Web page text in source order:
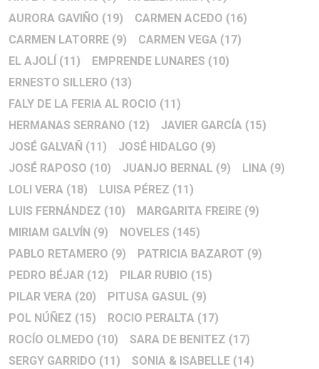
AURORA GAVIÑO (19) CARMEN ACEDO (16)
CARMEN LATORRE (9) CARMEN VEGA (17)
EL AJOLÍ (11) EMPRENDE LUNARES (10)
ERNESTO SILLERO (13)
FALY DE LA FERIA AL ROCIO (11)
HERMANAS SERRANO (12) JAVIER GARCÍA (15)
JOSÉ GALVAÑ (11) JOSÉ HIDALGO (9)
JOSÉ RAPOSO (10) JUANJO BERNAL (9) LINA (9)
LOLI VERA (18) LUISA PÉREZ (11)
LUIS FERNÁNDEZ (10) MARGARITA FREIRE (9)
MIRIAM GALVÍN (9) NOVELES (145)
PABLO RETAMERO (9) PATRICIA BAZAROT (9)
PEDRO BÉJAR (12) PILAR RUBIO (15)
PILAR VERA (20) PITUSA GASUL (9)
POL NÚÑEZ (15) ROCIO PERALTA (17)
ROCÍO OLMEDO (10) SARA DE BENITEZ (17)
SERGY GARRIDO (11) SONIA & ISABELLE (14)